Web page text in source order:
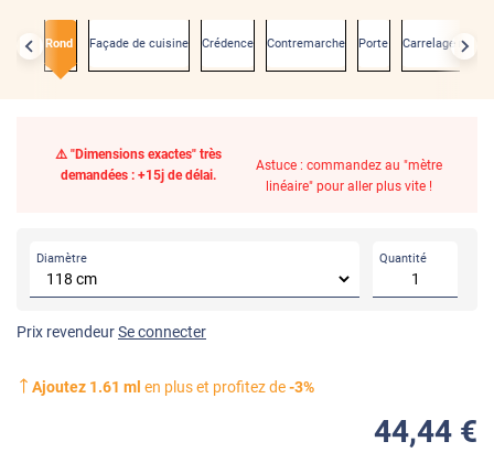
Rond Façade de cuisine Crédence Contremarche Porte Carrelage mural
⚠️ "Dimensions exactes" très
demandées : +15j de délai.
Astuce : commandez au "mètre
linéaire" pour aller plus vite !
Diamètre Quantité
Prix revendeurSe connecter
Ajoutez 1.61 ml en plus et profitez de-3%
44,44 €